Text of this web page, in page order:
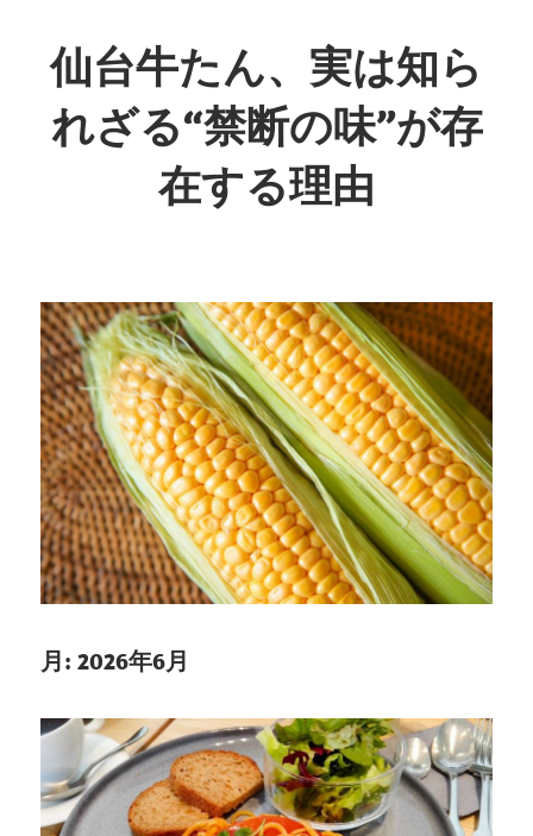
ン
テ
ン
プ
仙台牛たん、実は知ら
れざる“禁断の味”が存
在する理由
発！
秘
伝
の
味
わ
い
が
誘
う
至
福
の
た
ん
月: 2026年6月